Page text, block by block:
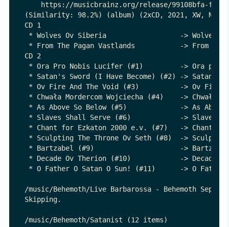
https://musicbrainz.org/release/99108bfa-
(Similarity: 98.2%) (album) (2xCD, 2021, XW,
CD 1
* Wolves Ov Siberia                  -> Wolves
* From The Pagan Vastlands           -> From the
CD 2
* Ora Pro Nobis Lucifer (#1)         -> Ora pro
* Satan's Sword (I Have Become) (#2) -> Satan’s
* Ov Fire And The Void (#3)          -> Ov Fire
* Chwała Mordercom Wojciecha (#4)    -> Chwała
* As Above So Below (#5)             -> As Above
* Slaves Shall Serve (#6)            -> Slaves
* Chant for Ezkaton 2000 e.v. (#7)   -> Chant for
* Sculpting The Throne Ov Seth (#8)  ->
* Bartzabel (#9)                     -> Bartzabel
* Decade Ov Therion (#10)            -> Decade
* O Father O Satan O Sun! (#11)      -> O Father
/music/Behemoth/Live Barbarossa - Behemoth
Skipping.
/music/Behemoth/Satanist (12 items)